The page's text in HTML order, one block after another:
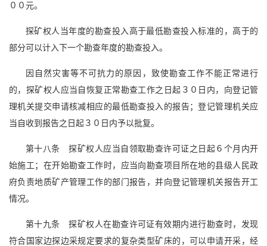
００元。
探矿权人当年度的勘查投入高于最低勘查投入标准的，高于的
部分可以计入下一个勘查年度的勘查投入。
因自然灾害等不可抗力的原因，致使勘查工作不能正常进行
的，探矿权人应当自恢复正常勘查工作之日起３０日内，向登记管
理机关提交申请核减相应的最低勘查投入的报告；登记管理机关应
当自收到报告之日起３０日内予以批复。
第十八条 探矿权人应当自领取勘查许可证之日起６个月内开
始施工；在开始勘查工作时，应当向勘查项目所在地的县级人民政
府负责地质矿产管理工作的部门报告，并向登记管理机关报告开工
情况。
第十九条 探矿权人在勘查许可证有效期内进行勘查时，发现
符合国家边探边采规定要求的复杂类型矿床的，可以申请开采，经